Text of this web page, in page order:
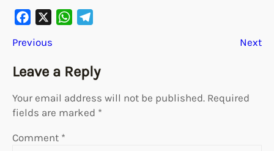
a
c
b
o
k
t
s
A
p
e
g
r
Previous Next
Leave a Reply
Your email address will not be published. Required
fields are marked *
Comment *